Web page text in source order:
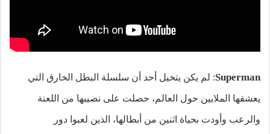
Superman: لم يكن يتخيل أحد أن سلسلة البطل الخارق التي
يعشقها الملايين حول العالم، حصلت على نصيبها من اللعنة
والرعب وأودت بحياة اثنين من أبطالها، الذين لعبوا دور